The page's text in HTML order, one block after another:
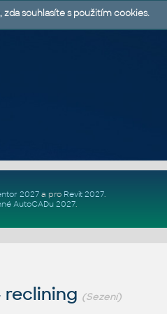
2027a pro Revit 2027.
AutoCADu 2027.
(Sezení)
souhlasíte s použitím cookies.